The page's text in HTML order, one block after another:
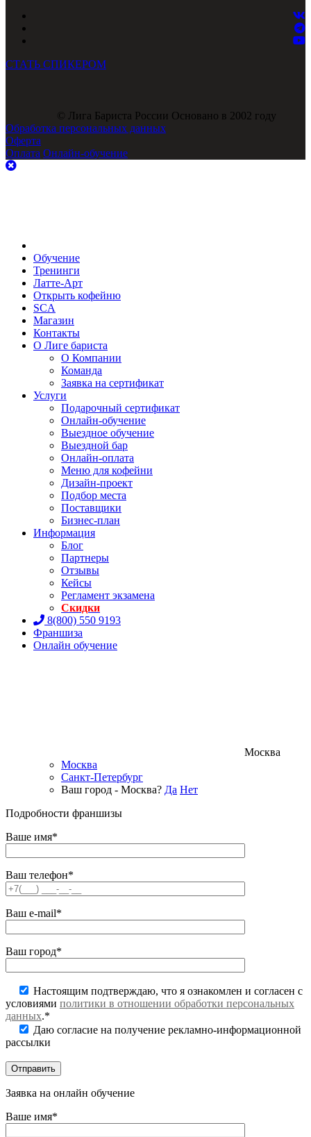
СТАТЬ СПИКЕРОМ
© Лига Бариста России Основано в 2002 году
Обработка персональных данных
Оферта
Оплата Онлайн-обучение
Обучение
Тренинги
Латте-Арт
Открыть кофейню
SCA
Магазин
Контакты
О Лиге бариста
О Компании
Команда
Заявка на сертификат
Услуги
Подарочный сертификат
Онлайн-обучение
Выездное обучение
Выездной бар
Онлайн-оплата
Меню для кофейни
Дизайн-проект
Подбор места
Поставщики
Бизнес-план
Информация
Блог
Партнеры
Отзывы
Кейсы
Регламент экзамена
Скидки
8(800) 550 9193
Франшиза
Онлайн обучение
Москва
Москва
Санкт-Петербург
Ваш город - Москва? Да Нет
Подробности франшизы
Ваше имя*
Ваш телефон*
Ваш e-mail*
Ваш город*
Настоящим подтверждаю, что я ознакомлен и согласен с
условиями политики в отношении обработки персональных
данных.*
Даю согласие на получение рекламно-информационной
рассылки
Заявка на онлайн обучение
Ваше имя*